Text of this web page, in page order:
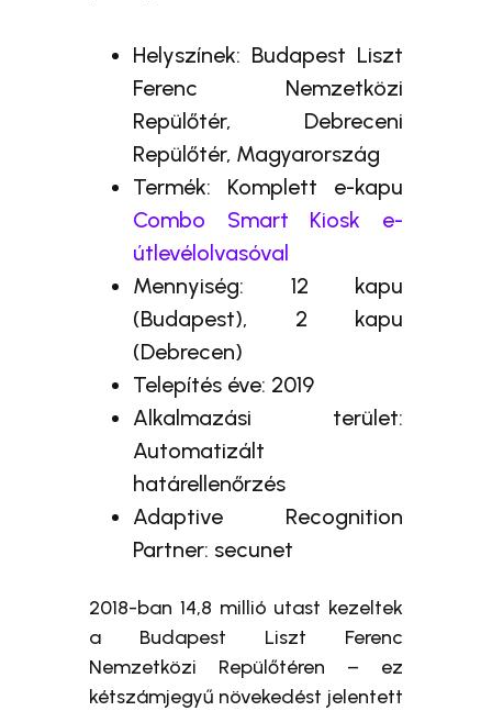
Helyszínek: Budapest Liszt
Ferenc Nemzetközi
Repülőtér, Debreceni
Repülőtér, Magyarország
Termék: Komplett e-kapu
Combo Smart Kiosk e-
útlevélolvasóval
Mennyiség: 12 kapu
(Budapest), 2 kapu
(Debrecen)
Telepítés éve: 2019
Alkalmazási terület:
Automatizált
határellenőrzés
Adaptive Recognition
Partner: secunet
2018-ban 14,8 millió utast kezeltek
a Budapest Liszt Ferenc
Nemzetközi Repülőtéren – ez
kétszámjegyű növekedést jelentett